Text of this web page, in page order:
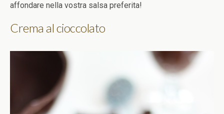
affondare nella vostra salsa preferita!
Crema al cioccolato